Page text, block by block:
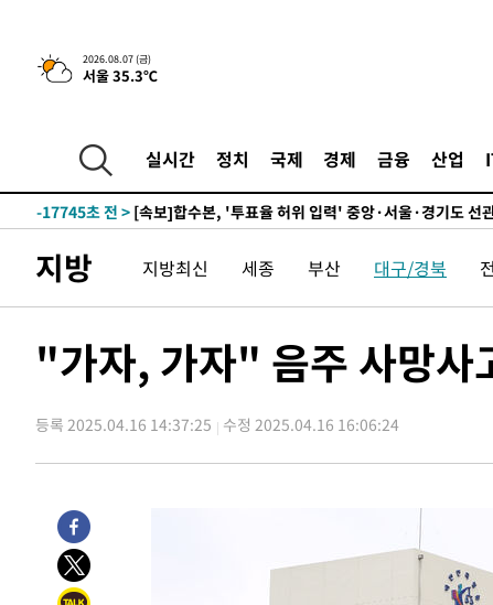
2026.08.07 (금)
서울 35.3℃
실시간 정치 국제 경제 금융 산업
-24307초 전 >[속보]종합특검, '관저이전 봐주기 감사' 유병호 구속기소
-20907초 전 >민주 콩고 에볼라환자 4천명 돌파, 4053명 발생 1850명
-19351초 전 >
"미 전국적 살모네라 식중독 원인은 멕시코산 할라피뇨
-17864초 전 >
-17745초 전 > [속보]합수본, '투표율 허위 입력' 중앙·서울·경기도 선
-17296초 전 >
[속보]삼성전자·SK하이닉스 동반 강보합…1%대 상승
-17282초 전 >[속보]코스닥, 5.95포인트(0.74%) 상승한 807.62개장
-14415초 전 > 시리아 다마스쿠스 교외에서 미니버스 폭발.. 14명 부상,
-8677초 전 >이란, 호르무즈서 "적국 목표물들"과 대치로 남부 케슘섬에
-7392초 전 >[속보]美, 폴리실리콘 수입 규제…파생제품 15% 관세,
-3243초 전 >
-31976초 전 >
[속보]국힘 윤리위, '돌려차기 발언' 진종오·서범수 징계
-27301초 전 >
[속보] 7월 중국 수출 23.9%↑ 수입 27.5%↑…무역총액
지방 지방최신 세종 부산 대구/경북
"가자, 가자" 음주 사망사
등록 2025.04.16 14:37:25 수정 2025.04.16 16:06:24